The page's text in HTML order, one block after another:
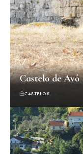
Castelo de Avô
CASTELOS